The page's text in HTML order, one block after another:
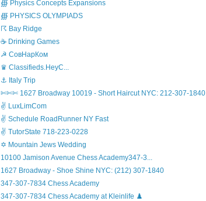
∰ Physics Concepts Expansions
∰ PHYSICS OLYMPIADS
☈ Bay Ridge
☕ Drinking Games
☭ СовНарКом
♛ Classifieds.HeyC...
⚓ Italy Trip
✄✄✄ 1627 Broadway 10019 - Short Haircut NYC: 212-307-1840
✌ LuxLimCom
✌ Schedule RoadRunner NY Fast
✌ TutorState 718-223-0228
✡ Mountain Jews Wedding
10100 Jamison Avenue Chess Academy347-3...
1627 Broadway - Shoe Shine NYC: (212) 307-1840
347-307-7834 Chess Academy
347-307-7834 Chess Academy at Kleinlife ♟️